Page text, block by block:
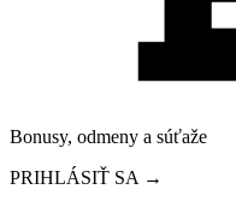
Bonusy, odmeny a súťaže
PRIHLÁSIŤ SA →